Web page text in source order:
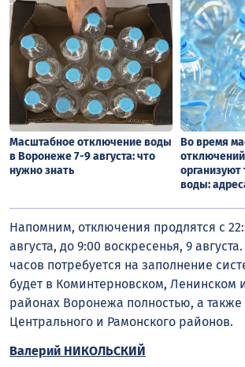
Масштабное отключение воды
в Воронеже 7-9 августа: что
нужно знать
Во время
организуют
воды:
Напомним, отключения продлятся с
августа, до 9:00 воскресенья, 9
часов потребуется на заполнение
будет в Коминтерновском, Ленинском
районах Воронежа полностью, а также
Центрального и Рамонского районов.
Валерий НИКОЛЬСКИЙ